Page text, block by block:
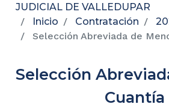
JUDICIAL DE VALLEDUPAR
Inicio
Contratación
Selección Abreviada de
Selección
Cuantía